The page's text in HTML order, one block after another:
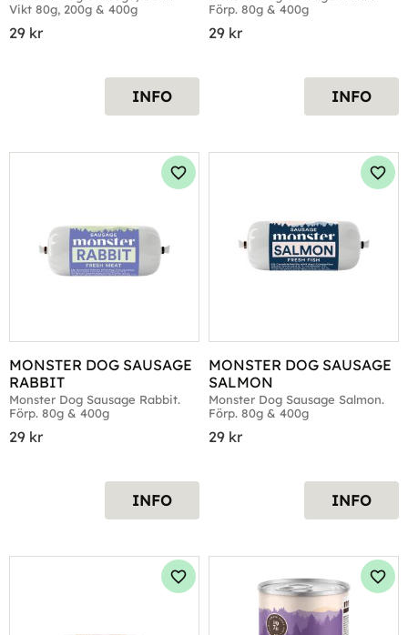
Vikt 80g, 200g & 400g
29 kr
INFO
Förp. 80g & 400g
29 kr
INFO
MONSTER DOG SAUSAGE
RABBIT
Monster Dog Sausage Rabbit.
Förp. 80g & 400g
29 kr
Lägg till i favoriter
INFO
MONSTER DOG SAUSAGE
SALMON
Monster Dog Sausage Salmon.
Förp. 80g & 400g
29 kr
INFO
Lägg till i favoriter